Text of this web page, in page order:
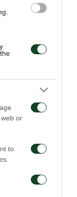
or
to
Κάτρης,
Πάλμερ